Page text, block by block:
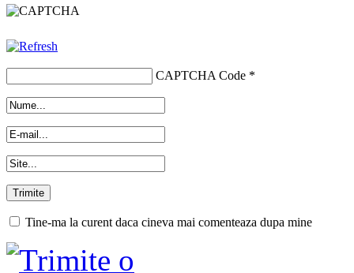
CAPTCHA Code *
Tine-ma la curent daca cineva mai comenteaza dupa mine